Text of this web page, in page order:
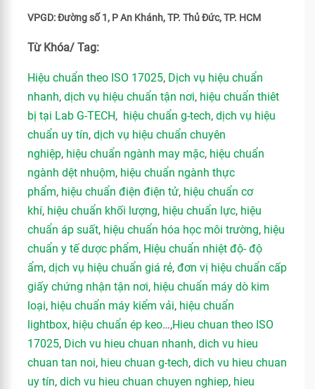
VPGD: Đường số 1, P An Khánh, TP. Thủ Đức, TP. HCM
Từ Khóa/ Tag:
Hiệu chuẩn theo ISO 17025, Dịch vụ hiệu chuẩn
nhanh, dịch vụ hiệu chuẩn tận nơi, hiệu chuẩn thiêt
bị tại Lab G-TECH, hiệu chuẩn g-tech, dịch vụ hiệu
chuẩn uy tín, dịch vụ hiệu chuẩn chuyên
nghiệp, hiệu chuẩn ngành may mặc, hiệu chuẩn
ngành dệt nhuộm, hiệu chuẩn ngành thực
phẩm, hiệu chuẩn điện điện tử, hiệu chuẩn cơ
khí, hiệu chuẩn khối lượng, hiệu chuẩn lực, hiệu
chuẩn áp suất, hiệu chuẩn hóa học môi trường, hiệu
chuẩn y tế dược phẩm, Hiệu chuẩn nhiệt độ- độ
ẩm, dịch vụ hiệu chuẩn giá rẻ, đơn vị hiệu chuẩn cấp
giấy chứng nhận tận nơi, hiệu chuẩn máy dò kim
loại, hiệu chuẩn máy kiểm vải, hiệu chuẩn
lightbox, hiệu chuẩn ép keo…,Hieu chuan theo ISO
17025, Dich vu hieu chuan nhanh, dich vu hieu
chuan tan noi, hieu chuan g-tech, dich vu hieu chuan
uy tín, dich vu hieu chuan chuyen nghiep, hieu